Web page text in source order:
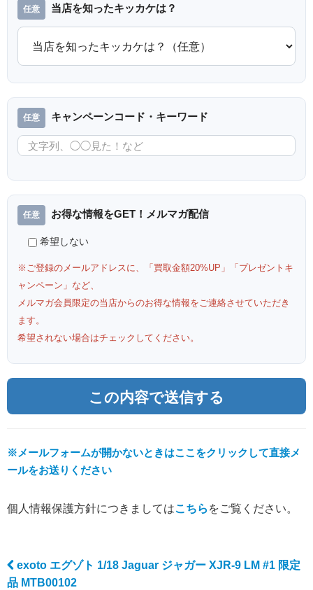
当店を知ったキッカケは？
キャンペーンコード・キーワード
お得な情報をGET！メルマガ配信
希望しない
※ご登録のメールアドレスに、「買取金額20%UP」「プレゼントキ
ャンペーン」など、
メルマガ会員限定の当店からのお得な情報をご連絡させていただき
ます。
希望されない場合はチェックしてください。
※メールフォームが開かないときはここをクリックして直接メ
ールをお送りください
個人情報保護方針につきましてはこちら をご覧ください。
Post navigation
exoto エグゾト 1/18 Jaguar ジャガー XJR-9 LM #1 限定
品 MTB00102